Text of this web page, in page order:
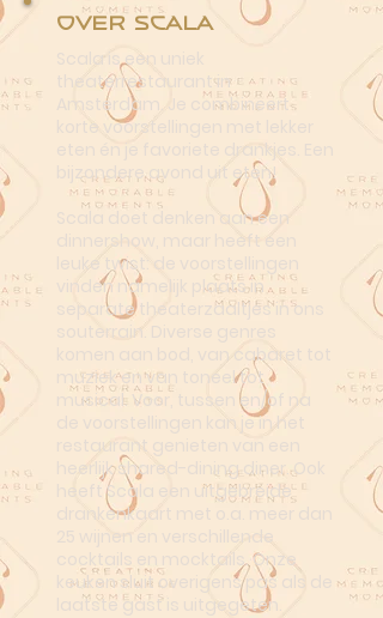
Over Scala
Scala is een uniek
theaterrestaurant in
Amsterdam. Je combineert
korte voorstellingen met lekker
eten én je favoriete drankjes. Een
bijzondere avond uit eten!
Scala doet denken aan een
dinnershow, maar heeft een
leuke twist: de voorstellingen
vinden namelijk plaats in
separate theaterzaaltjes in ons
souterrain. Diverse genres
komen aan bod, van cabaret tot
muziek en van toneel tot
musical. Voor, tussen en/of na
de voorstellingen kan je in het
restaurant genieten van een
heerlijk shared-dining diner. Ook
heeft Scala een uitgebreide
drankenkaart met o.a. meer dan
25 wijnen en verschillende
cocktails en mocktails. Onze
keuken sluit overigens pas als de
laatste gast is uitgegeten.